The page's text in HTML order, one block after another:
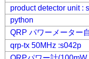
product detector unit :
python
QRP パワーメーター
qrp-tx 50MHz :s042p